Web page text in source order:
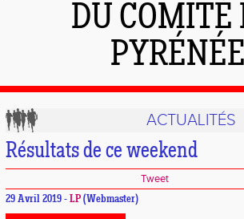
DU
ACTUALITÉS
Résultats de ce weekend
Tweet
29 Avril 2019 - LP (Webmaster)